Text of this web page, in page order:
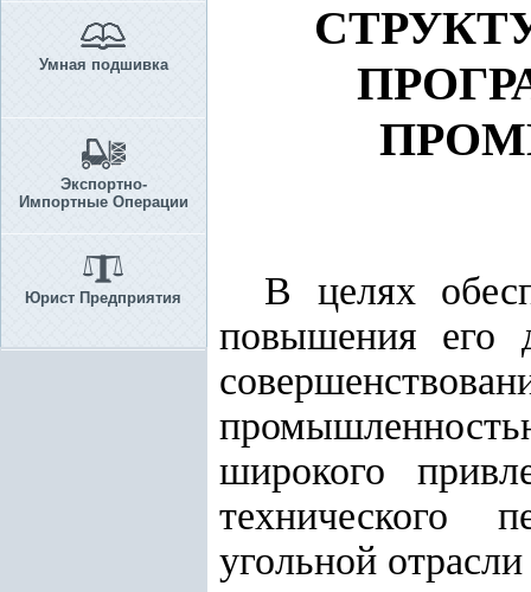
Умная подшивка
Экспортно-
Импортные Операции
Юрист Предприятия
В целях
повышения его
широкого
технического
угольной